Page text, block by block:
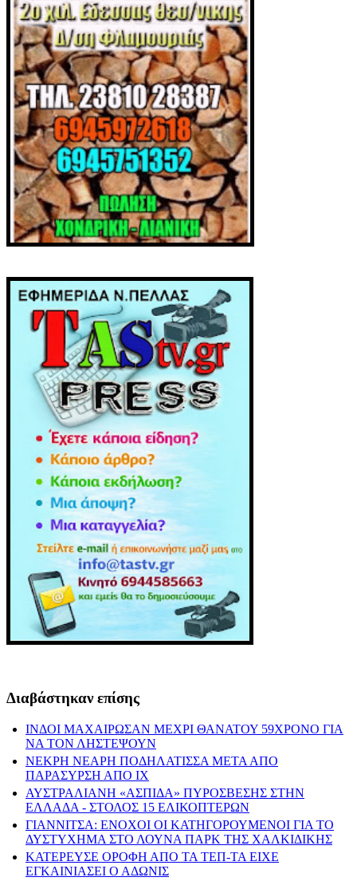
Διαβάστηκαν επίσης
ΙΝΔΟΙ ΜΑΧΑΙΡΩΣΑΝ ΜΕΧΡΙ ΘΑΝΑΤΟΥ 59ΧΡΟΝΟ ΓΙΑ
ΝΑ ΤΟΝ ΛΗΣΤΕΨΟΥΝ
ΝΕΚΡΗ ΝΕΑΡΗ ΠΟΔΗΛΑΤΙΣΣΑ ΜΕΤΑ ΑΠΟ
ΠΑΡΑΣΥΡΣΗ ΑΠΟ ΙΧ
ΑΥΣΤΡΑΛΙΑΝΗ «ΑΣΠΙΔΑ» ΠΥΡΟΣΒΕΣΗΣ ΣΤΗΝ
ΕΛΛΑΔΑ - ΣΤΟΛΟΣ 15 ΕΛΙΚΟΠΤΕΡΩΝ
ΓΙΑΝΝΙΤΣΑ: ΕΝΟΧΟΙ ΟΙ ΚΑΤΗΓΟΡΟΥΜΕΝΟΙ ΓΙΑ ΤΟ
ΔΥΣΤΥΧΗΜΑ ΣΤΟ ΛΟΥΝΑ ΠΑΡΚ ΤΗΣ ΧΑΛΚΙΔΙΚΗΣ
ΚΑΤΕΡΕΥΣΕ ΟΡΟΦΗ ΑΠΟ ΤΑ ΤΕΠ-ΤΑ ΕΙΧΕ
ΕΓΚΑΙΝΙΑΣΕΙ Ο ΑΔΩΝΙΣ